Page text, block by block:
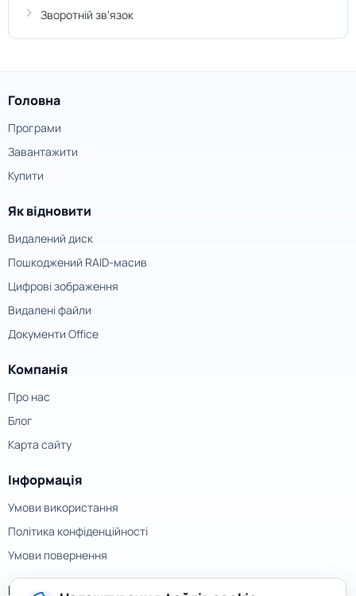
Зворотній зв'язок
Головна
Програми
Завантажити
Купити
Як відновити
Видалений диск
Пошкоджений RAID-масив
Цифрові зображення
Видалені файли
Документи Office
Компанія
Про нас
Блог
Карта сайту
Інформація
Умови використання
Політика конфіденційності
Умови повернення
Контакти